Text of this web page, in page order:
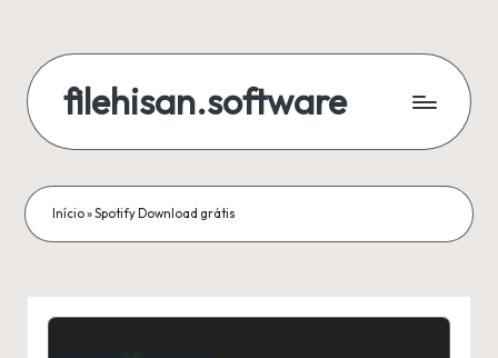
content
filehisan.software
Início»Spotify Download grátis